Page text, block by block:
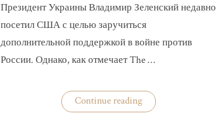
Президент Украины Владимир Зеленский недавно
посетил США с целью заручиться
дополнительной поддержкой в войне против
России. Однако, как отмечает The …
Continue reading«Анализ
визита